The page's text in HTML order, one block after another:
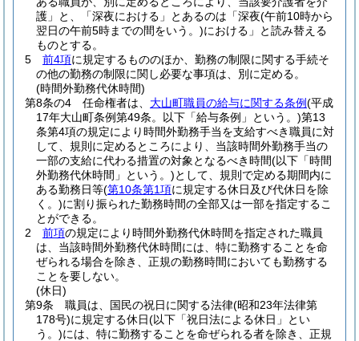
護」と、「深夜における」とあるのは「深夜(午前10時から
翌日の午前5時までの間をいう。)における」と読み替える
ものとする。
5
前4項に規定するもののほか、勤務の制限に関する手続そ
の他の勤務の制限に関し必要な事項は、別に定める。
(時間外勤務代休時間)
第8条の4
任命権者は、 大山町職員の給与に関する条例(平成
17年大山町条例第49条。以下「給与条例」という。)第13
条第4項の規定により時間外勤務手当を支給すべき職員に対
して、規則に定めるところにより、当該時間外勤務手当の
一部の支給に代わる措置の対象となるべき時間(以下「時間
外勤務代休時間」という。)として、規則で定める期間内に
ある勤務日等(第10条第1項に規定する休日及び代休日を除
く。)に割り振られた勤務時間の全部又は一部を指定するこ
とができる。
2
前項の規定により時間外勤務代休時間を指定された職員
は、当該時間外勤務代休時間には、特に勤務することを命
ぜられる場合を除き、正規の勤務時間においても勤務する
ことを要しない。
(休日)
第9条
職員は、国民の祝日に関する法律(昭和23年法律第
178号)に規定する休日(以下「祝日法による休日」とい
う。)には、特に勤務することを命ぜられる者を除き、正規